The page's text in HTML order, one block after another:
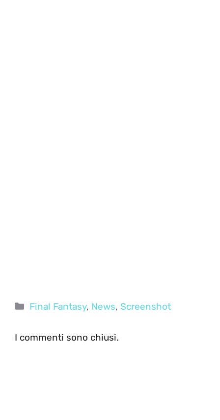
Categorie
Final Fantasy, News, Screenshot
I commenti sono chiusi.